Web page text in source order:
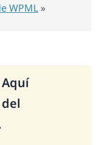
WPML »